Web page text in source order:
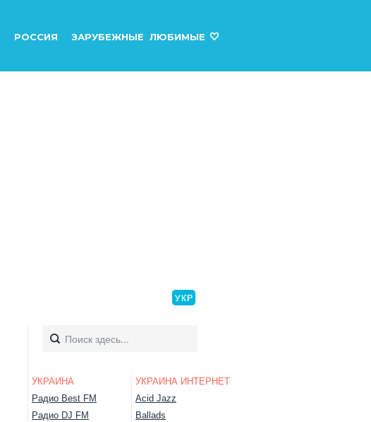
РОССИЯ ЗАРУБЕЖНЫЕ ЛЮБИМЫЕ
УКРАИНА
Радио Best FM
Радио DJ FM
УКРАИНА ИНТЕРНЕТ
Acid Jazz
Ballads